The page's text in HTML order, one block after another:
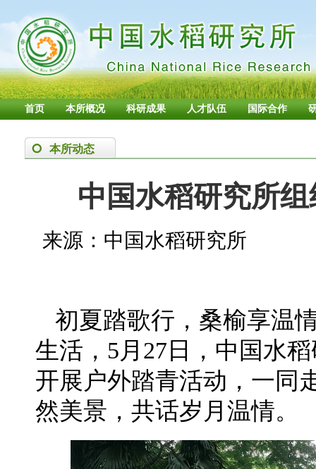
首页 本所概况 科研成果 人才队伍 国际合作
本所动态
中国水稻研究所
来源：中国水稻研究所
初夏踏歌行，桑榆享温
生活，5月27日，中国水
开展户外踏青活动，一同
然美景，共话岁月温情。